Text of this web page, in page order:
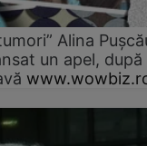
Alina
un apel, după